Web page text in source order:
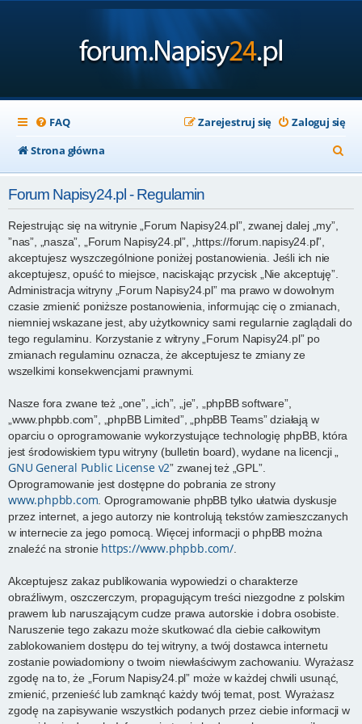
FAQ Zaloguj się
Zarejestruj się
Strona główna
z
Forum Napisy24.pl - Regulamin
Rejestrując się na witrynie „Forum Napisy24.pl”, zwanej dalej „my”,
”nas”, „nasza”, „Forum Napisy24.pl”, „https://forum.napisy24.pl”,
akceptujesz wyszczególnione poniżej postanowienia. Jeśli ich nie
akceptujesz, opuść to miejsce, naciskając przycisk „Nie akceptuję”.
Administracja witryny „Forum Napisy24.pl” ma prawo w dowolnym
czasie zmienić poniższe postanowienia, informując cię o zmianach,
niemniej wskazane jest, aby użytkownicy sami regularnie zaglądali do
tego regulaminu. Korzystanie z witryny „Forum Napisy24.pl” po
zmianach regulaminu oznacza, że akceptujesz te zmiany ze
wszelkimi konsekwencjami prawnymi.
Nasze fora zwane też „one”, „ich”, „je”, „phpBB software”,
„www.phpbb.com”, „phpBB Limited”, „phpBB Teams” działają w
oparciu o oprogramowanie wykorzystujące technologię phpBB, która
jest środowiskiem typu witryny (bulletin board), wydane na licencji „
GNU General Public License v2” zwanej też „GPL”.
Oprogramowanie jest dostępne do pobrania ze strony
www.phpbb.com . Oprogramowanie phpBB tylko ułatwia dyskusje
przez internet, a jego autorzy nie kontrolują tekstów zamieszczanych
w internecie za jego pomocą. Więcej informacji o phpBB można
znaleźć na stronie https://www.phpbb.com/.
Akceptujesz zakaz publikowania wypowiedzi o charakterze
obraźliwym, oszczerczym, propagującym treści niezgodne z polskim
prawem lub naruszającym cudze prawa autorskie i dobra osobiste.
Naruszenie tego zakazu może skutkować dla ciebie całkowitym
zablokowaniem dostępu do tej witryny, a twój dostawca internetu
zostanie powiadomiony o twoim niewłaściwym zachowaniu. Wyrażasz
zgodę na to, że „Forum Napisy24.pl” może w każdej chwili usunąć,
zmienić, przenieść lub zamknąć każdy twój temat, post. Wyrażasz
zgodę na zapisywanie wszystkich podanych przez ciebie informacji w